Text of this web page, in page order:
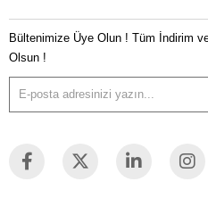
Bültenimize Üye Olun ! Tüm İndirim
Olsun !